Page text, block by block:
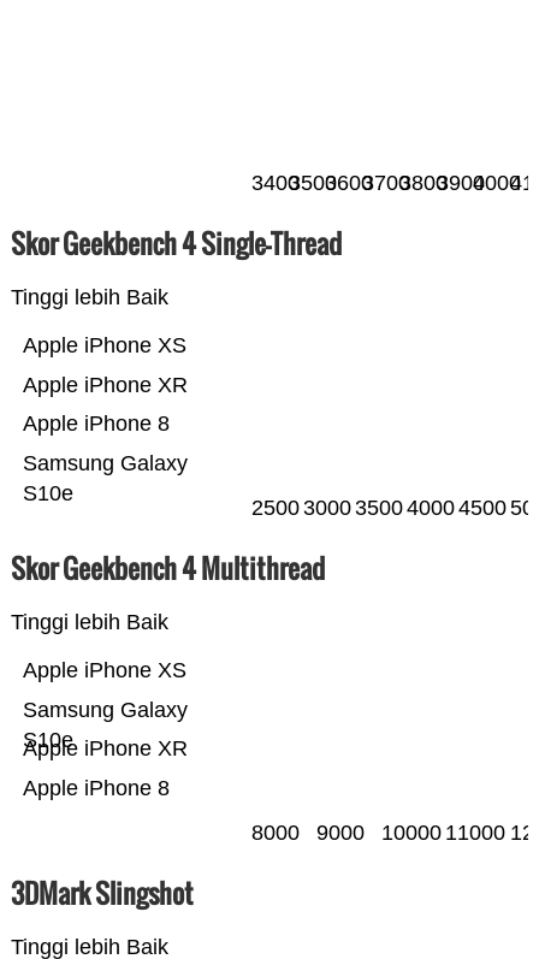
3400350036003700380039004000
Skor Geekbench 4 Single-Thread
Tinggi lebih Baik
Samsung Galaxy
S10e
Apple iPhone 8
Apple iPhone XR
Apple iPhone XS
25003000350040004500
Skor Geekbench 4 Multithread
Tinggi lebih Baik
Apple iPhone 8
Apple iPhone XR
Samsung Galaxy
S10e
Apple iPhone XS
8000 9000 10000 11000
3DMark Slingshot
Tinggi lebih Baik